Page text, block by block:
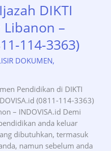
DIKTI
–
114-3363)
DOKUMEN,
Pendidikan di DIKTI
(0811-114-3363)
– INDOVISA.id Demi
anda keluar
dibutuhkan, termasuk
namun sebelum anda